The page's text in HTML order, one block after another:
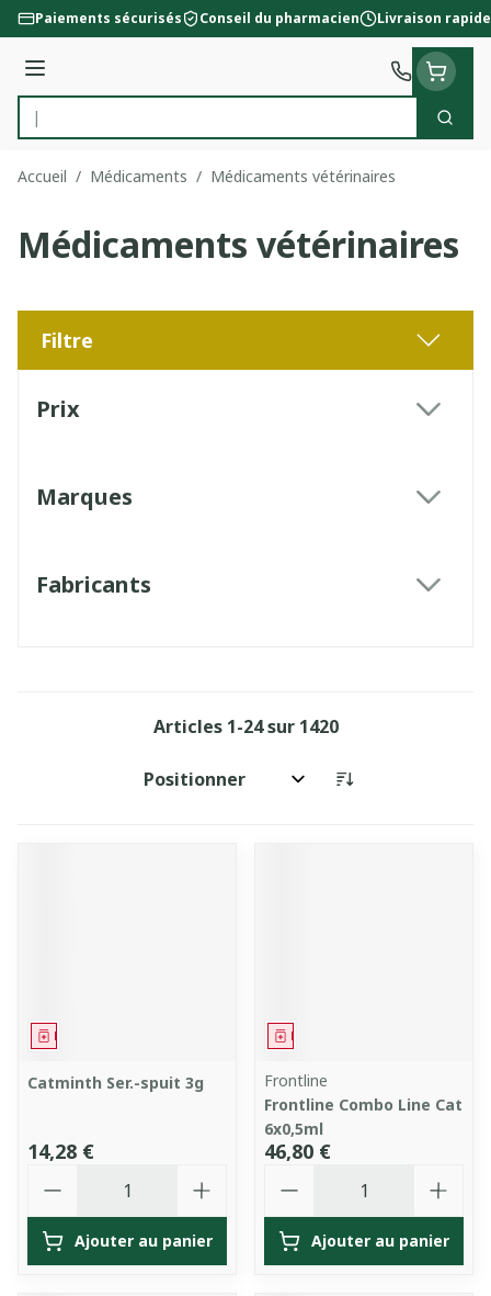
Aller au contenu
Paiements sécurisés Conseil du pharmacien Livraison rapide
Menu
Rechercher
Accueil / Médicaments / Médicaments vétérinaires
Médicaments vétérinaires
Filtre
Prix
Marques
Fabricants
Articles 1-24sur 1420
Trier par:
Médicament
Catminth Ser.-spuit 3g
14,28 €
Ajouter au panier
Médicament
Frontline
Frontline Combo Line Cat
6x0,5ml
46,80 €
Ajouter au panier